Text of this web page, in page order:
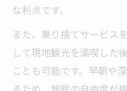
な利点です。
また、乗り捨てサービス
して現地観光を満喫した
ことも可能です。早朝や